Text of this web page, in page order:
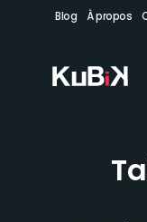
Blog À propos